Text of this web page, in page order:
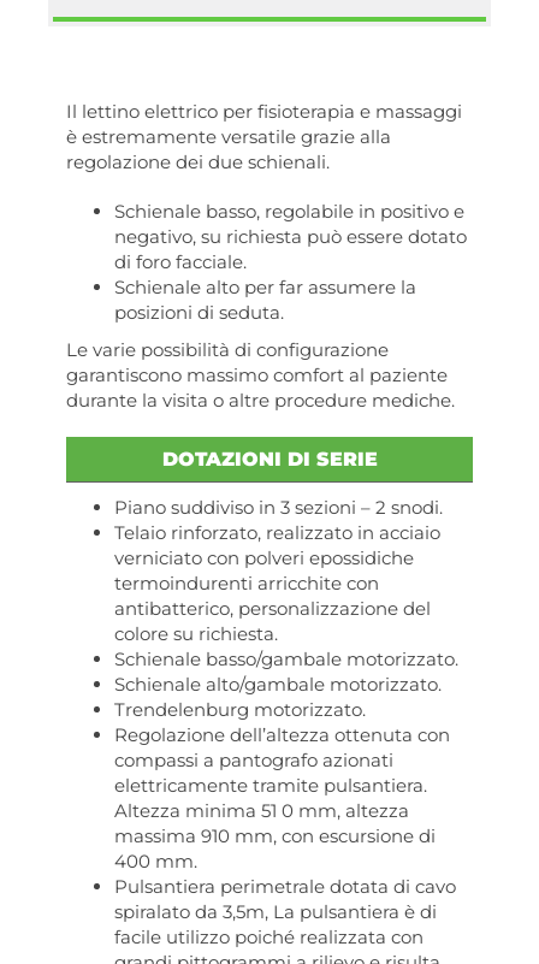
Il lettino elettrico per fisioterapia e massaggi
è estremamente versatile grazie alla
regolazione dei due schienali.
Schienale basso, regolabile in positivo e
negativo, su richiesta può essere dotato
di foro facciale.
Schienale alto per far assumere la
posizioni di seduta.
Le varie possibilità di configurazione
garantiscono massimo comfort al paziente
durante la visita o altre procedure mediche.
DOTAZIONI DI SERIE
Piano suddiviso in 3 sezioni – 2 snodi.
Telaio rinforzato, realizzato in acciaio
verniciato con polveri epossidiche
termoindurenti arricchite con
antibatterico, personalizzazione del
colore su richiesta.
Schienale basso/gambale motorizzato.
Schienale alto/gambale motorizzato.
Trendelenburg motorizzato.
Regolazione dell’altezza ottenuta con
compassi a pantografo azionati
elettricamente tramite pulsantiera.
Altezza minima 51 0 mm, altezza
massima 910 mm, con escursione di
400 mm.
Pulsantiera perimetrale dotata di cavo
spiralato da 3,5m, La pulsantiera è di
facile utilizzo poiché realizzata con